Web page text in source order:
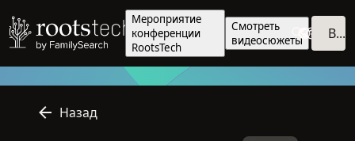
Мероприятие
конференции
RootsTech
Смотреть
видеосюжеты
Войти
Назад